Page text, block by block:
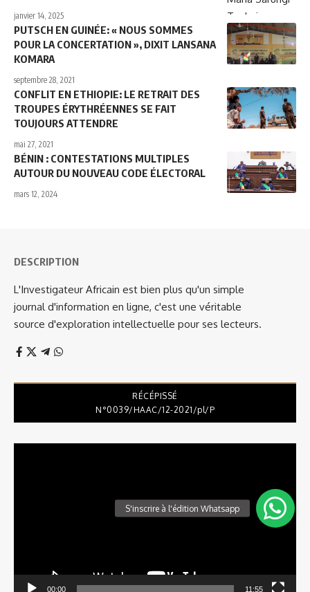
janvier 14, 2025
PUTSCH EN GUINÉE: « NOUS SOMMES
POUR LA CONCERTATION », DIXIT LANSANA
KOMARA
septembre 28, 2021
CONFLIT EN ETHIOPIE: LE RETRAIT DES
TROUPES ÉRYTHRÉENNES SE FAIT
TOUJOURS ATTENDRE
mai 27, 2021
BÉNIN : CONTESTATIONS MULTIPLES
AUTOUR DU NOUVEAU CODE ÉLECTORAL
mars 12, 2024
DESCRIPTION
L'Investigateur Africain est bien plus qu'un simple
journal d'information en ligne, c'est une véritable
source d'exploration intellectuelle pour ses lecteurs.
RÉCÉPISSÉ
N°0039/HAAC/12-2021/pl/P
00:00 11:55